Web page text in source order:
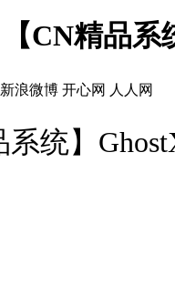
【CN精品
新浪微博 开心网 人人网
系统】